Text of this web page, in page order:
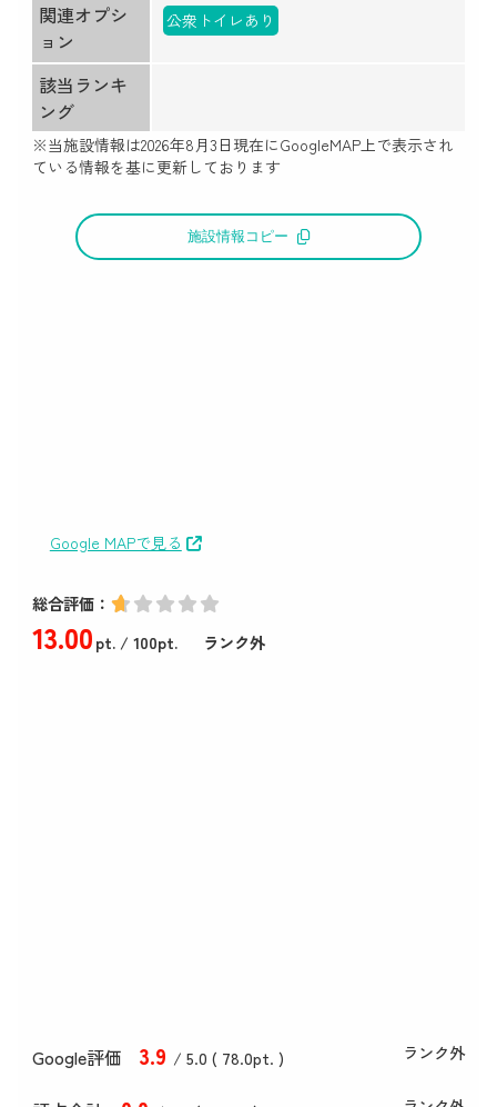
関連オプシ
ョン
公衆トイレあり
該当ランキ
ング
※当施設情報は2026年8月3日現在にGoogleMAP上で表示され
ている情報を基に更新しております
施設情報コピー
Google MAPで見る
総合評価：
13.00pt./ 100pt. ランク外
Google評価 3.9 / 5.0 ( 78.0pt. ) ランク外